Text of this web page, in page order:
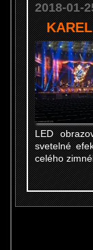
2018-01-
LED
svetelné
celého